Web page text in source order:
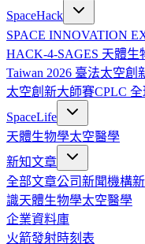
SpaceHack
SPACE INNOVATION
HACK-4-SAGES 天體
Taiwan 2026 臺法太空創
太空創新大師賽CPLC
SpaceLife
天體生物學太空醫學
新知文章
全部文章公司新聞機構
識天體生物學太空醫學
企業資料庫
火箭發射時刻表